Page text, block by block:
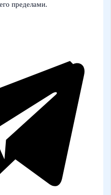
пределами.